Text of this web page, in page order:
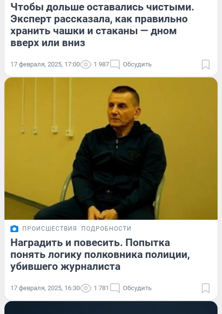
Чтобы дольше оставались чистыми.
Эксперт рассказала, как правильно
хранить чашки и стаканы — дном
вверх или вниз
17 февраля, 2025, 17:00 1 987 Обсудить
ПРОИСШЕСТВИЯ ПОДРОБНОСТИ
Наградить и повесить. Попытка
понять логику полковника полиции,
убившего журналиста
17 февраля, 2025, 16:30 1 781 Обсудить